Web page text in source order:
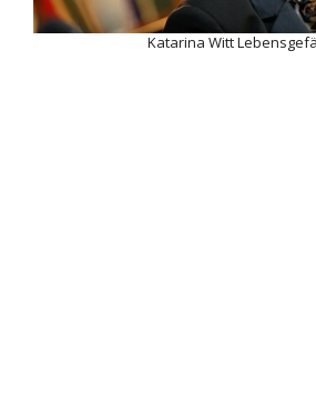
Katarina Witt